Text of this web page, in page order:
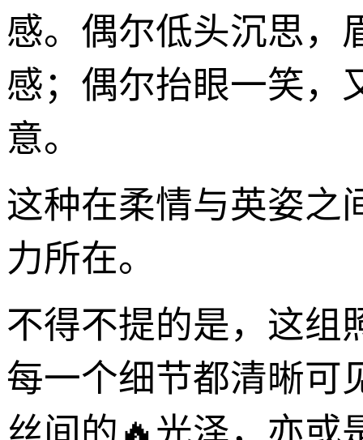
感。偶尔低头沉思，
感；偶尔抬眼一笑，
意。
这种在柔情与英姿之
力所在。
不得不提的是，这组
每一个细节都清晰可